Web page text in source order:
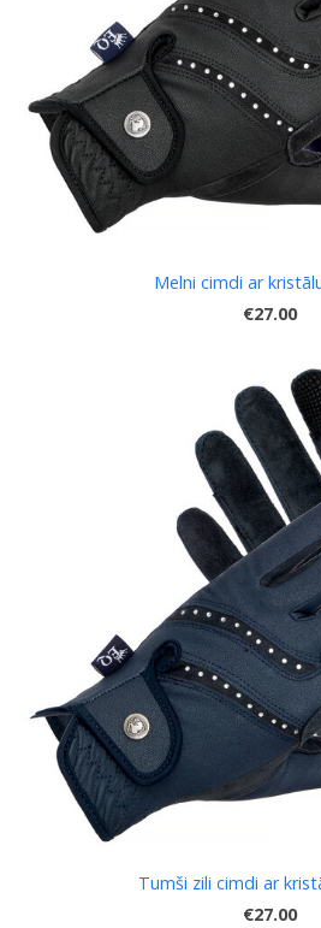
Melni cimdi ar
€27.00
Tumši zili cimdi ar
€27.00